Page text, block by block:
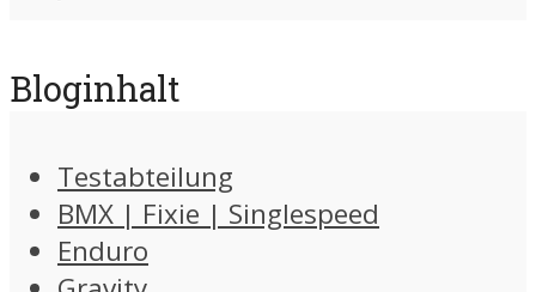
Bloginhalt
Testabteilung
BMX | Fixie | Singlespeed
Enduro